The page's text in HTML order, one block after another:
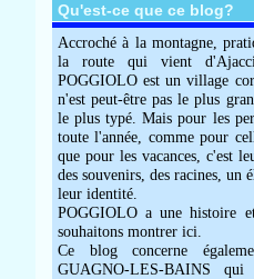
Qu'est-ce que ce blog?
Accroché à la montagne,
la route qui vient
POGGIOLO est un village
n'est peut-être pas le plus
le plus typé. Mais pour les
toute l'année, comme pour
que pour les vacances, c'est
des souvenirs, des racines, un
leur identité.
POGGIOLO a une histoire
souhaitons montrer ici.
Ce blog concerne
GUAGNO-LES-BAINS